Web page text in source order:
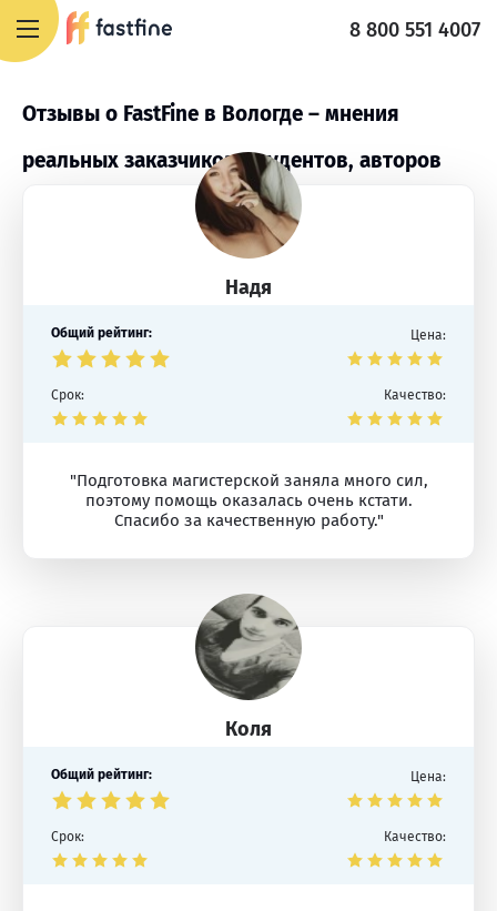
8 800 551 4007
Отзывы о FastFine в Вологде – мнения
реальных заказчиков, студентов, авторов
Надя
Общий рейтинг: Цена:
Срок: Качество:
"Подготовка магистерской заняла много сил,
поэтому помощь оказалась очень кстати.
Спасибо за качественную работу."
Коля
Общий рейтинг: Цена:
Срок: Качество: